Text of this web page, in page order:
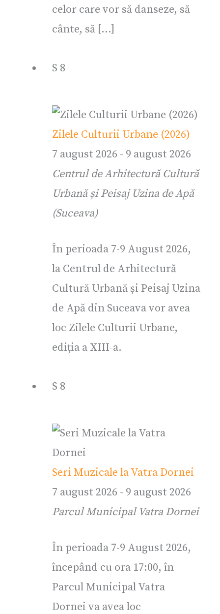
celor care vor să danseze, să
cânte, să […]
S 8
Zilele Culturii Urbane (2026)
7 august 2026 - 9 august 2026
Centrul de Arhitectură Cultură
Urbană și Peisaj Uzina de Apă
(Suceava)
În perioada 7-9 August 2026,
la Centrul de Arhitectură
Cultură Urbană și Peisaj Uzina
de Apă din Suceava vor avea
loc Zilele Culturii Urbane,
ediția a XIII-a.
S 8
Seri Muzicale la Vatra Dornei
7 august 2026 - 9 august 2026
Parcul Municipal Vatra Dornei
În perioada 7-9 August 2026,
începând cu ora 17:00, în
Parcul Municipal Vatra
Dornei va avea loc